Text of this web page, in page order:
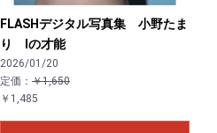
FLASHデジタル写真集 小野たま
り Iの才能
2026/01/20
定価： ￥1,650
￥1,485